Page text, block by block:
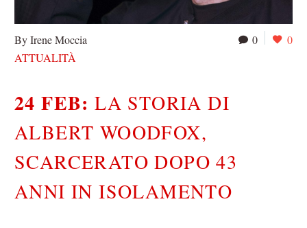
0 0
By Irene Moccia
ATTUALITÀ
24 FEB:LA STORIA DI
ALBERT WOODFOX,
SCARCERATO DOPO 43
ANNI IN ISOLAMENTO